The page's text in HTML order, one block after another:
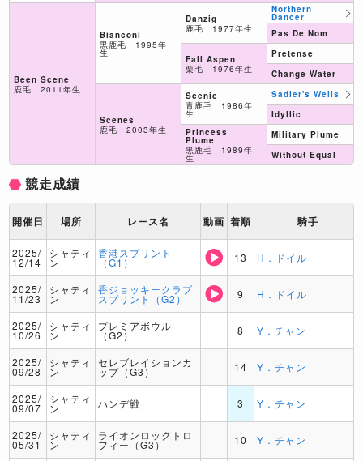
Been Scene
鹿毛 2011年生
Bianconi
黒鹿毛 1995年
生
Scenes
鹿毛 2003年生
Danzig
鹿毛 1977年生
Fall Aspen
栗毛 1976年生
Scenic
青鹿毛 1986年
生
Princess
Plume
黒鹿毛 1989年
生
Northern
Dancer
Pas De Nom
Pretense
Change Water
Sadler's Wells
Idyllic
Military Plume
Without Equal
競走成績
開催日 場所 レース名 動画 着順 騎手
2025/
12/14
シャティ
ン
香港スプリント
（G1） 13 H．ドイル
2025/
11/23
シャティ
ン
香ジョッキークラブ
スプリント（G2） 9 H．ドイル
2025/
10/26
シャティ
ン
プレミアボウル
（G2） 8 Y．チャン
2025/
09/28
シャティ
ン
セレブレイションカ
ップ（G3） 14 Y．チャン
2025/
09/07
シャティ
ン ハンデ戦 3 Y．チャン
2025/
05/31
シャティ
ン
ライオンロックトロ
フィー（G3） 10 Y．チャン